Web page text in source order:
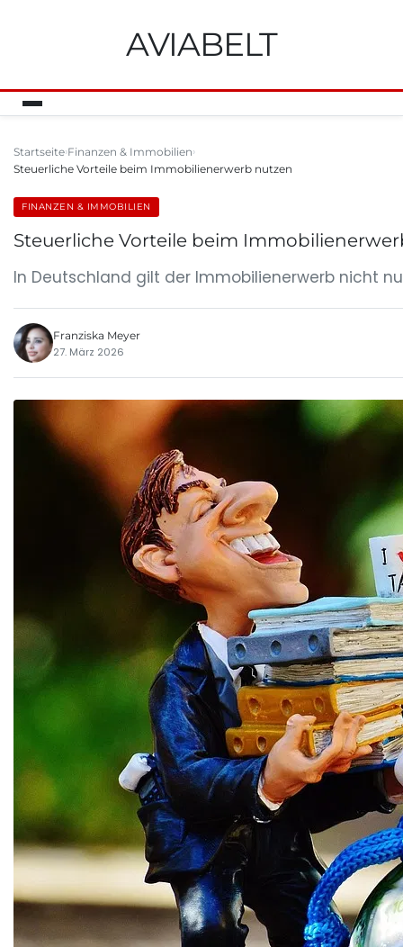
AVIABELT
Startseite Finanzen & Immobilien
Steuerliche Vorteile beim Immobilienerwerb nutzen
FINANZEN & IMMOBILIEN
Steuerliche Vorteile beim
In Deutschland gilt der Immobilienerwerb nicht
Franziska Meyer
27. März 2026